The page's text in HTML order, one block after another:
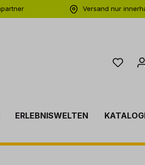
Versand nur
ERLEBNISWELTEN